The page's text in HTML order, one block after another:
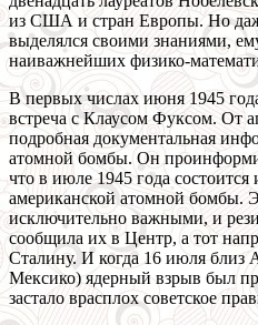
из США и стран Европы. Но
выделялся своими знаниями,
наиважнейших физико-
В первых числах июня 1945
встреча с Клаусом Фуксом. От
подробная документальная
атомной бомбы. Он
что в июле 1945 года
американской атомной бомбы.
исключительно важными, и
сообщила их в Центр, а тот
Сталину. И когда 16 июля близ
Мексико) ядерный взрыв был
застало врасплох советское